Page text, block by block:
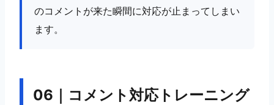
のコメントが来た瞬間に対応が止まってしまい
ます。
06｜コメント対応トレーニング